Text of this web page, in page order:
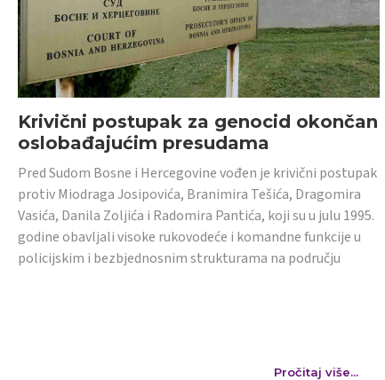
Krivični postupak za genocid okončan
oslobađajućim presudama
Pred Sudom Bosne i Hercegovine vođen je krivični postupak
protiv Miodraga Josipovića, Branimira Tešića, Dragomira
Vasića, Danila Zoljića i Radomira Pantića, koji su u julu 1995.
godine obavljali visoke rukovodeće i komandne funkcije u
policijskim i bezbjednosnim strukturama na području
Pročitaj više...